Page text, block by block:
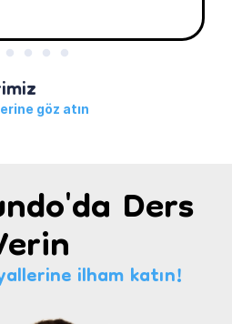
göz atın
Ders
ilham katın!